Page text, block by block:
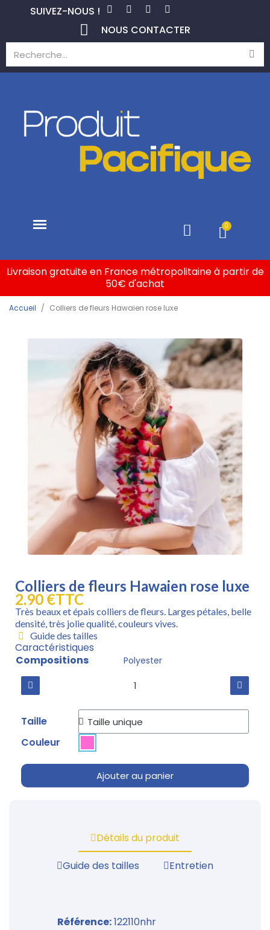
SUIVEZ-NOUS !
NOUS CONTACTER
Livraison gratuite en France métropolitaine à partir de
50€ d'achat
Accueil Colliers de fleurs Hawaien rose luxe
Colliers de fleurs Hawaien rose luxe
2,90 €TTC
Très beaux et épais colliers de fleurs. Larges pétales, belle
densité, très jolie qualité, couleurs vives.
Guide des tailles
Caractéristiques
Compositions
Polyester
Taille
Couleur
Ajouter au panier
Détails du produit
Guide des tailles
Entretien
Référence 122110nhr